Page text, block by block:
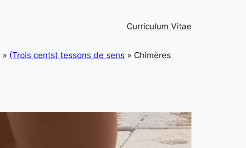
Curriculum Vitae
» (Trois cents) tessons de sens » Chimères